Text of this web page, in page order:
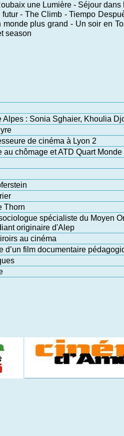
une Lumière - Séjour
- The Climb - Tiempo
plus grand - Un soir en
season
Alpes : Sonia Sghaier, Khoulia
de cinéma à Lyon 2
chômage et ATD Quart Monde
Thorn
spécialiste du Moyen
originaire d'Alep
au cinéma
d’un film documentaire